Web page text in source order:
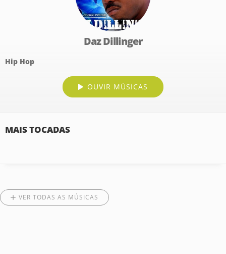
Daz Dillinger
Hip Hop
OUVIR MÚSICAS
MAIS TOCADAS
VER TODAS AS MÚSICAS